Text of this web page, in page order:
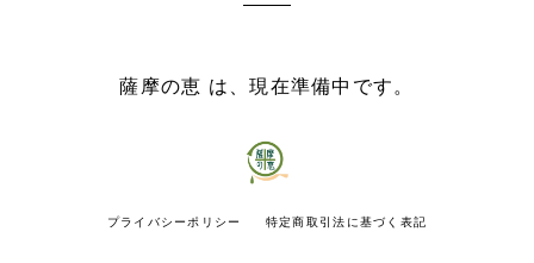
薩摩の恵 は、現在準備中です。
プライバシーポリシー 特定商取引法に基づく表記